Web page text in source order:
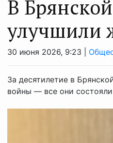
В
улучшили
30 июня 2026, 9:23 |
За десятилетие в
войны — все они